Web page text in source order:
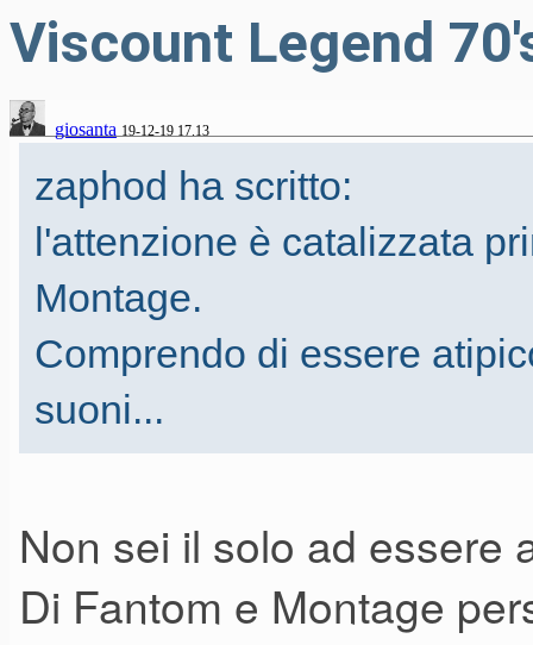
Viscount Legend
giosanta 19-12-19 17.13
zaphod ha scritto:
l'attenzione è catalizzata
Montage.
Comprendo di essere
suoni...
Non sei il solo ad essere
Di Fantom e Montage